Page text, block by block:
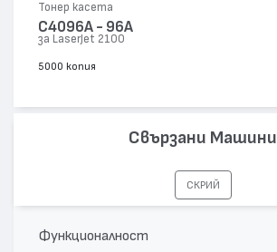
Тонер касета
C4096A - 96A
за LaserJet 2100
5000 копия
Свързани Машини
СКРИЙ
Функционалност